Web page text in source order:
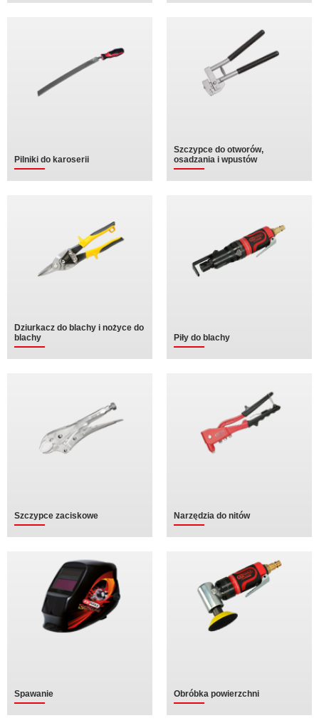
Pilniki do karoserii
Szczypce do otworów,
osadzania i wpustów
Dziurkacz do blachy i nożyce do
blachy
Piły do blachy
Szczypce zaciskowe Narzędzia do nitów
Spawanie Obróbka powierzchni